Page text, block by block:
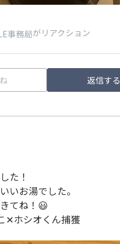
事務局がリアクション
返信する
た！
いお湯でした。
てね！😃
✕ホシオくん捕獲